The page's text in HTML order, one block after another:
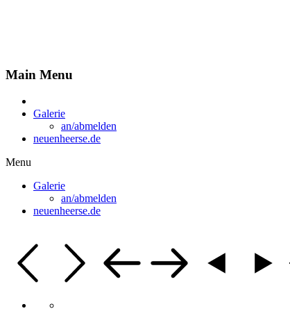
Main Menu
Galerie
an/abmelden
neuenheerse.de
Menu
Galerie
an/abmelden
neuenheerse.de